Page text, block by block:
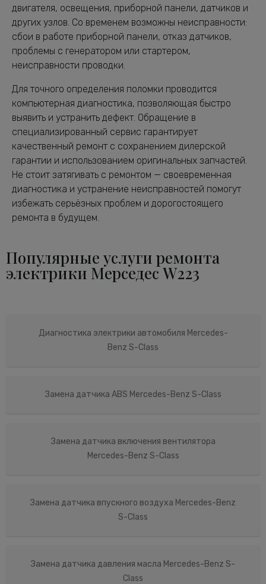
двигателя, освещения, приборной панели, датчиков и
других узлов. Со временем возможны неисправности:
сбои в работе приборной панели, отказ датчиков,
проблемы с генератором или стартером,
неисправности проводки.
Для точного определения поломки проводится
компьютерная диагностика, позволяющая быстро
выявить и устранить дефект. Обращение в
специализированный сервис гарантирует
качественный ремонт с сохранением дилерской
гарантии и использованием оригинальных запчастей.
Не стоит затягивать с ремонтом — своевременная
диагностика и устранение неисправностей помогут
избежать серьёзных проблем и дорогостоящего
ремонта в будущем.
Популярные услуги ремонта
электрики Мерседес W223
Диагностика электрики автомобиля Mercedes-
Benz S-Class
Замена датчика ABS Mercedes-Benz S-Class
Замена датчика включения вентилятора
Mercedes-Benz S-Class
Замена датчика впускного воздуха Mercedes-Benz
S-Class
Замена датчика давления масла Mercedes-Benz S-
Class